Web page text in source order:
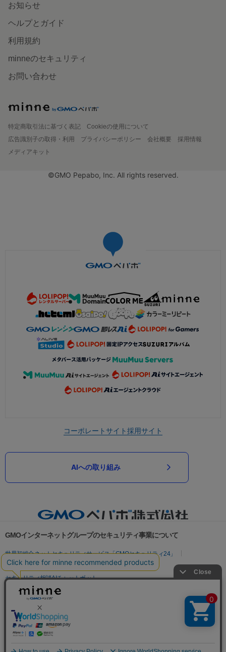
お知らせ
ヘルプとガイド
利用規約
minneのセキュリティ
お問い合わせ
特定商取引法に基づく表記
Cookieの使用について
広告識別子の取得・利用
プライバシーポリシー 会社概要
採用情報
メディアキット
©GMO Pepabo, Inc. All rights reserved.
コーポレートサイト採用サイト
AIへの取り組み
GMOインターネットグループのセキュリティ事業について
世界初総合ネットセキュリティサービス「GMOセキュリティ24」
パスワード漏洩診断
Webサイトリスク診断
セキュリティ相談AIチャットボット
実在証明・盗聴対策
サイバー攻撃対策（GMO Flatt Security）
セキュリティ事業の軌跡